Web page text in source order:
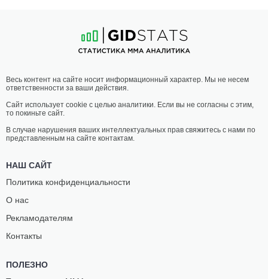
ШЕВЧЕНКО
10-4- 0
02:30 МСК•
НАИЛЕГЧАЙШИЙ ВЕС 56.7 КГ
КЕЙСИ
Весь контент на сайте носит информационный характер. Мы не несем
ответственности за ваши действия.
Сайт использует cookie с целью аналитики. Если вы не согласны с этим,
то покиньте сайт.
В случае нарушения ваших интеллектуальных прав свяжитесь с нами по
представленным на сайте контактам.
НАШ САЙТ
Политика конфиденциальности
О нас
Рекламодателям
Контакты
ПОЛЕЗНО